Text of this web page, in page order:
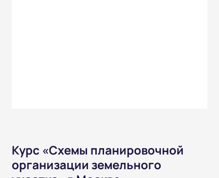
Курс «Схемы планировочной
организации земельного